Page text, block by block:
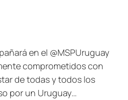
en el @MSPUruguay
comprometidos con
de todas y todos los
por un Uruguay…